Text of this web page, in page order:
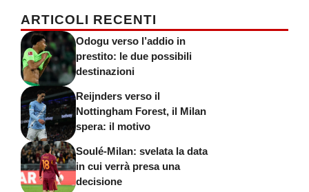
ARTICOLI RECENTI
Odogu verso l’addio in
prestito: le due possibili
destinazioni
Reijnders verso il
Nottingham Forest, il Milan
spera: il motivo
Soulé-Milan: svelata la data
in cui verrà presa una
decisione